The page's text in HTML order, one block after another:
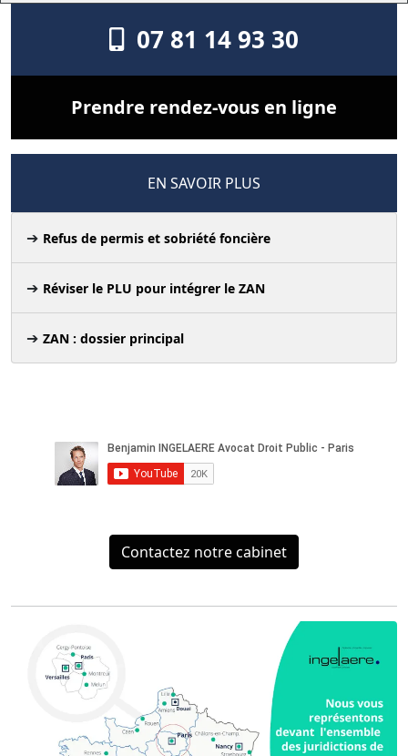
07 81 14 93 30
Prendre rendez-vous en ligne
EN SAVOIR PLUS
Refus de permis et sobriété foncière
Réviser le PLU pour intégrer le ZAN
ZAN : dossier principal
Contactez notre cabinet